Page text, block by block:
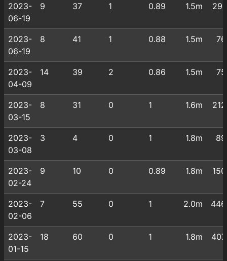
2023-
06-19
9 37 1 0.89 1.5m
2023-
06-19
8 41 1 0.88 1.5m
2023-
04-09
14 39 2 0.86 1.5m
2023-
03-15
8 31 0 1 1.6m
2023-
03-08
3 4 0 1 1.8m
2023-
02-24
9 10 0 0.89 1.8m
2023-
02-06
7 55 0 1 2.0m
2023-
01-15
18 60 0 1 1.8m